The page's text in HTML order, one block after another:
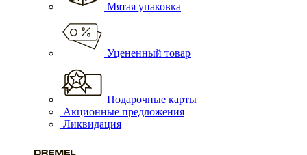
Мятая упаковка
Уцененный товар
Подарочные карты
Акционные предложения
Ликвидация